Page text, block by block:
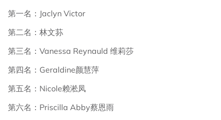
第一名：Jaclyn Victor
第二名：林文荪
第三名：Vanessa Reynauld 维莉莎
第四名：Geraldine颜慧萍
第五名：Nicole赖淞凤
第六名：Priscilla Abby蔡恩雨